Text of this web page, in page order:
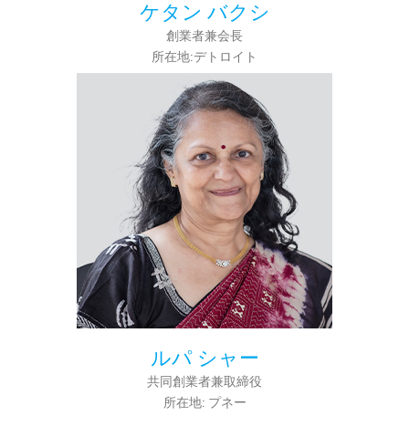
ケタン バクシ
創業者兼会長
所在地:デトロイト
ルパ シャー
共同創業者兼取締役
所在地: プネー